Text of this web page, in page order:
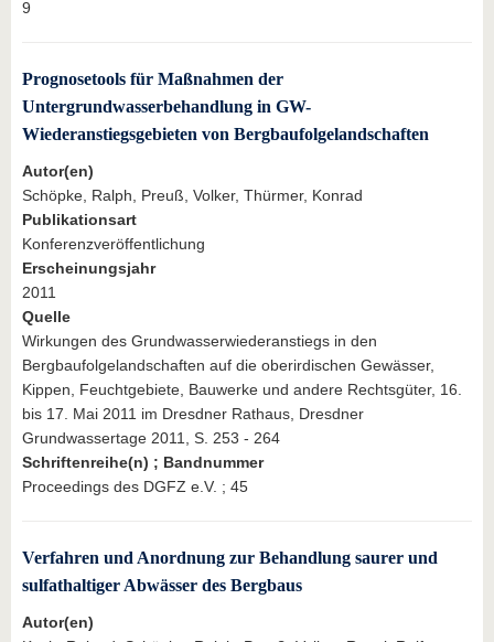
9
Prognosetools für Maßnahmen der
Untergrundwasserbehandlung in GW-
Wiederanstiegsgebieten von Bergbaufolgelandschaften
Autor(en)
Schöpke, Ralph, Preuß, Volker, Thürmer, Konrad
Publikationsart
Konferenzveröffentlichung
Erscheinungsjahr
2011
Quelle
Wirkungen des Grundwasserwiederanstiegs in den
Bergbaufolgelandschaften auf die oberirdischen Gewässer,
Kippen, Feuchtgebiete, Bauwerke und andere Rechtsgüter, 16.
bis 17. Mai 2011 im Dresdner Rathaus, Dresdner
Grundwassertage 2011, S. 253 - 264
Schriftenreihe(n) ; Bandnummer
Proceedings des DGFZ e.V. ; 45
Verfahren und Anordnung zur Behandlung saurer und
sulfathaltiger Abwässer des Bergbaus
Autor(en)